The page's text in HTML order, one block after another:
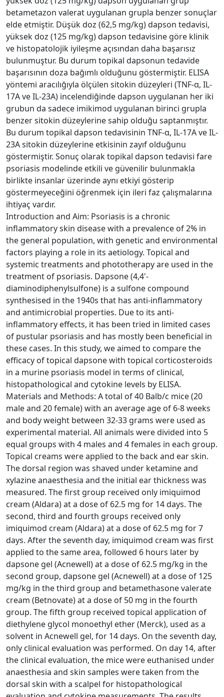
betametazon valerat uygulanan grupla benzer sonuçlar
elde etmiştir. Düşük doz (62,5 mg/kg) dapson tedavisi,
yüksek doz (125 mg/kg) dapson tedavisine göre klinik
ve histopatolojik iyileşme açısından daha başarısız
bulunmuştur. Bu durum topikal dapsonun tedavide
başarısının doza bağımlı olduğunu göstermiştir. ELISA
yöntemi aracılığıyla ölçülen sitokin düzeyleri (TNF-α, IL-
17A ve IL-23A) incelendiğinde dapson uygulanan her iki
grubun da sadece imikimod uygulanan birinci grupla
benzer sitokin düzeylerine sahip olduğu saptanmıştır.
Bu durum topikal dapson tedavisinin TNF-α, IL-17A ve IL-
23A sitokin düzeylerine etkisinin zayıf olduğunu
göstermiştir. Sonuç olarak topikal dapson tedavisi fare
psoriasis modelinde etkili ve güvenilir bulunmakla
birlikte insanlar üzerinde aynı etkiyi gösterip
göstermeyeceğini öğrenmek için ileri faz çalışmalarına
ihtiyaç vardır.
Introduction and Aim: Psoriasis is a chronic
inflammatory skin disease with a prevalence of 2% in
the general population, with genetic and environmental
factors playing a role in its aetiology. Topical and
systemic treatments and phototherapy are used in the
treatment of psoriasis. Dapsone (4,4'-
diaminodiphenylsulfone) is a sulfone compound
synthesised in the 1940s that has anti-inflammatory
and antimicrobial properties. Due to its anti-
inflammatory effects, it has been tried in limited cases
of pustular psoriasis and has mostly been beneficial in
these cases. In this study, we aimed to compare the
efficacy of topical dapsone with topical corticosteroids
in a murine psoriasis model in terms of clinical,
histopathological and cytokine levels by ELISA.
Materials and Methods: A total of 40 Balb/c mice (20
male and 20 female) with an average age of 6-8 weeks
and body weight between 32-33 grams were used as
experimental material. All animals were divided into 5
equal groups with 4 males and 4 females in each group.
Topical creams were applied to the back and ear skin.
The dorsal region was shaved under ketamine and
xylazine anaesthesia and the initial ear thickness was
measured. The first group received only imiquimod
cream (Aldara) at a dose of 62.5 mg for 14 days. The
second, third and fourth groups received only
imiquimod cream (Aldara) at a dose of 62.5 mg for 7
days. After the seventh day, imiquimod cream was first
applied to the same area, followed 6 hours later by
dapsone gel (Acnewell) at a dose of 62.5 mg/kg in the
second group, dapsone gel (Acnewell) at a dose of 125
mg/kg in the third group and betamethasone valerate
cream (Betnovate) at a dose of 50 mg in the fourth
group. The fifth group received topical application of
diethylene glycol monoethyl ether (Merck), used as a
solvent in Acnewell gel, for 14 days. On the seventh day,
only clinical evaluation was performed. On day 14, after
the clinical evaluation, the mice were euthanised under
anaesthesia and skin samples were taken from the
dorsal skin with a scalpel for histopathological